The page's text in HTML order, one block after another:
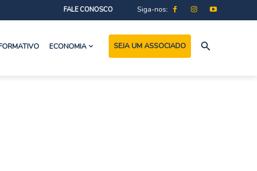
FALE CONOSCO Siga-nos:
ECONOMIA SEJA UM ASSOCIADO